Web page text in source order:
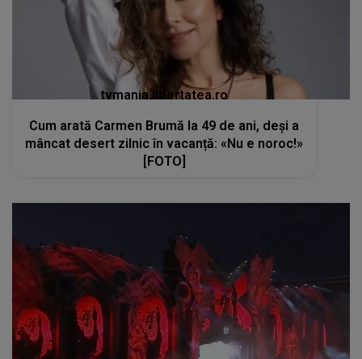
tvmania.libertatea.ro
Cum arată Carmen Brumă la 49 de ani, deși a
mâncat desert zilnic în vacanță: «Nu e noroc!»
[FOTO]